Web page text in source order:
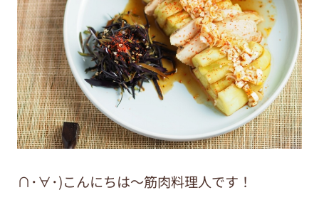
∩･∀･)こんにちは～筋肉料理人です！